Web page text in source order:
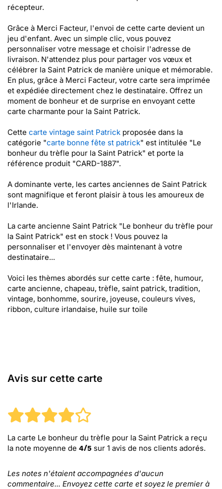
récepteur.
Grâce à Merci Facteur, l'envoi de cette carte devient un
jeu d'enfant. Avec un simple clic, vous pouvez
personnaliser votre message et choisir l'adresse de
livraison. N'attendez plus pour partager vos vœux et
célébrer la Saint Patrick de manière unique et mémorable.
En plus, grâce à Merci Facteur, votre carte sera imprimée
et expédiée directement chez le destinataire. Offrez un
moment de bonheur et de surprise en envoyant cette
carte charmante pour la Saint Patrick.
Cette carte vintage saint Patrick proposée dans la
catégorie "carte bonne fête st patrick" est intitulée "Le
bonheur du trèfle pour la Saint Patrick" et porte la
référence produit "CARD-1887".
A dominante verte, les cartes anciennes de Saint Patrick
sont magnifique et feront plaisir à tous les amoureux de
l'Irlande.
La carte ancienne Saint Patrick "Le bonheur du trèfle pour
la Saint Patrick" est en stock ! Vous pouvez la
personnaliser et l'envoyer dès maintenant à votre
destinataire...
Voici les thèmes abordés sur cette carte : fête, humour,
carte ancienne, chapeau, trèfle, saint patrick, tradition,
vintage, bonhomme, sourire, joyeuse, couleurs vives,
ribbon, culture irlandaise, huile sur toile
Avis sur cette carte
La carte Le bonheur du trèfle pour la Saint Patrick a reçu
la note moyenne de 4/5 sur 1 avis de nos clients adorés.
Les notes n'étaient accompagnées d'aucun
commentaire... Envoyez cette carte et soyez le premier à